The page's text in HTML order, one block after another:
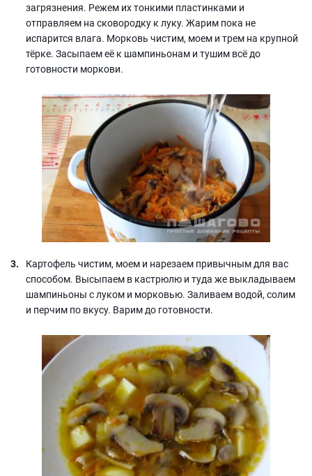
загрязнения. Режем их тонкими пластинками и
отправляем на сковородку к луку. Жарим пока не
испарится влага. Морковь чистим, моем и трем на крупной
тёрке. Засыпаем её к шампиньонам и тушим всё до
готовности моркови.
Картофель чистим, моем и нарезаем привычным для вас
способом. Высыпаем в кастрюлю и туда же выкладываем
шампиньоны с луком и морковью. Заливаем водой, солим
и перчим по вкусу. Варим до готовности.